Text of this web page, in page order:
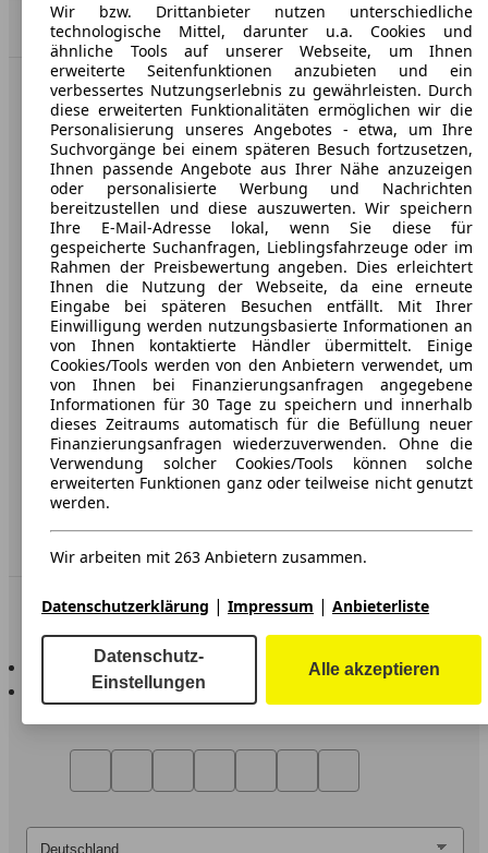
Nach Oben
AutoScout24: Europaweit der größte Online-Automarkt.
Unternehmen
Über AutoScout24
Presse
Karriere
Werbung
AGB
Datenschutz
Impressum
Erklärung zur Barrierefreiheit
In Verbindung bleiben
AutoScout24 für iOS
AutoScout24 für Android
Wir bzw. Drittanbieter nutzen unterschiedliche
technologische Mittel, darunter u.a. Cookies und
ähnliche Tools auf unserer Webseite, um Ihnen
erweiterte Seitenfunktionen anzubieten und ein
verbessertes Nutzungserlebnis zu gewährleisten. Durch
diese erweiterten Funktionalitäten ermöglichen wir die
Personalisierung unseres Angebotes - etwa, um Ihre
Suchvorgänge bei einem späteren Besuch fortzusetzen,
Ihnen passende Angebote aus Ihrer Nähe anzuzeigen
oder personalisierte Werbung und Nachrichten
bereitzustellen und diese auszuwerten. Wir speichern
Ihre E-Mail-Adresse lokal, wenn Sie diese für
gespeicherte Suchanfragen, Lieblingsfahrzeuge oder im
Rahmen der Preisbewertung angeben. Dies erleichtert
Ihnen die Nutzung der Webseite, da eine erneute
Eingabe bei späteren Besuchen entfällt. Mit Ihrer
Einwilligung werden nutzungsbasierte Informationen an
von Ihnen kontaktierte Händler übermittelt. Einige
Cookies/Tools werden von den Anbietern verwendet, um
von Ihnen bei Finanzierungsanfragen angegebene
Informationen für 30 Tage zu speichern und innerhalb
dieses Zeitraums automatisch für die Befüllung neuer
Finanzierungsanfragen wiederzuverwenden. Ohne die
Verwendung solcher Cookies/Tools können solche
erweiterten Funktionen ganz oder teilweise nicht genutzt
werden.
Wir arbeiten mit 263 Anbietern zusammen.
Datenschutzerklärung | Impressum | Anbieterliste
Datenschutz-
Einstellungen
Alle akzeptieren